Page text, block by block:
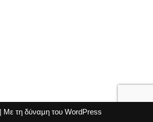
Με τη δύναμη του WordPress